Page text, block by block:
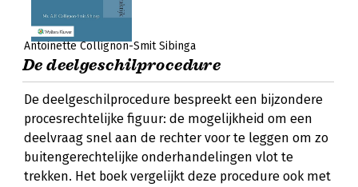
Antoinette Collignon-Smit Sibinga
De deelgeschilprocedure
De deelgeschilprocedure bespreekt een bijzondere
procesrechtelijke figuur: de mogelijkheid om een
deelvraag snel aan de rechter voor te leggen om zo
buitengerechtelijke onderhandelingen vlot te
trekken. Het boek vergelijkt deze procedure ook met